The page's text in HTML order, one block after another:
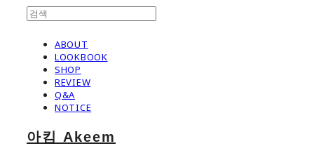
ABOUT
LOOKBOOK
SHOP
REVIEW
Q&A
NOTICE
아킴 Akeem